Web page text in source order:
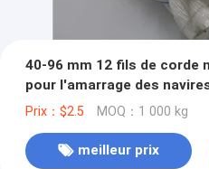
40-96 mm 12 fils de corde
pour l'amarrage des
Prix：$2.5 MOQ：1 000 kg
meilleur prix